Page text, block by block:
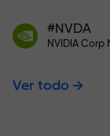
#NVDA
Ver todo